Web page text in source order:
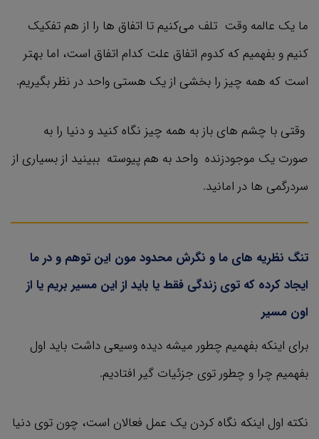
ما یک عالمه وقت تلف می‌کنیم تا اتفاق ها را از هم تفکیک
کنیم و بفهمیم که کدوم اتفاق علت کدام اتفاق است، اما بهتر
است که همه چیز را بخشی از یک هستی واحد در نظر بگیریم.
وقتی با چشم های باز به همه چیز نگاه کنید و دنیا را به
صورت یک موجودزنده واحد به هم پیوسته ببینید از بسیاری از
سردرگمی ها در امانید.
تنگ نظریه های ما و نگرش محدود مون این توهم و در ما
ایجاد کرده که توی زندگی فقط یا باید از این مسیر بریم یا از
اون مسیر
برای اینکه بفهمیم چطور میشه دیده وسیعی داشت باید اول
بفهمیم چرا و چطور توی جزئیات گیر افتادیم.
نکته اول اینکه نگاه کردن یک عمل فعالان است، چون توی دنیا